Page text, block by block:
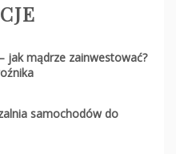
jak mądrze zainwestować?
samochodów do